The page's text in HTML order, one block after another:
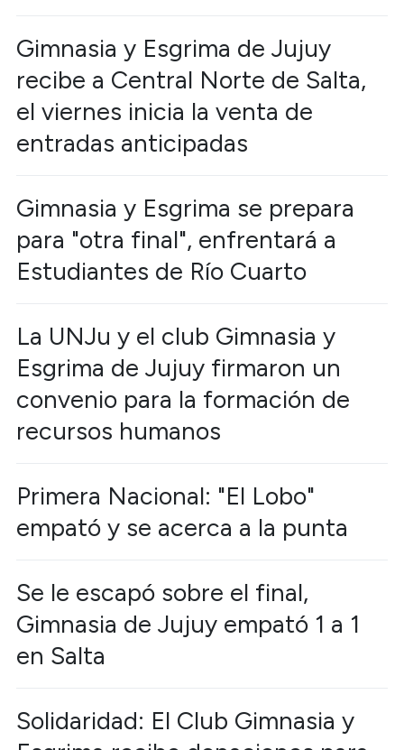
Gimnasia y Esgrima de Jujuy
recibe a Central Norte de Salta,
el viernes inicia la venta de
entradas anticipadas
Gimnasia y Esgrima se prepara
para "otra final", enfrentará a
Estudiantes de Río Cuarto
La UNJu y el club Gimnasia y
Esgrima de Jujuy firmaron un
convenio para la formación de
recursos humanos
Primera Nacional: "El Lobo"
empató y se acerca a la punta
Se le escapó sobre el final,
Gimnasia de Jujuy empató 1 a 1
en Salta
Solidaridad: El Club Gimnasia y